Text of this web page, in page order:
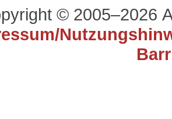
© 2005–2026